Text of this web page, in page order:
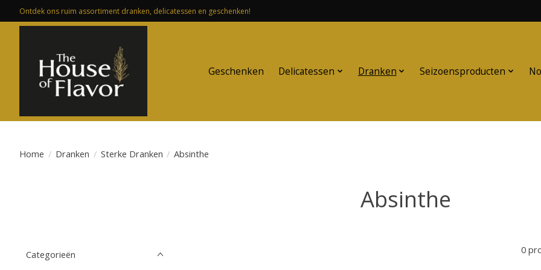
Ontdek ons ruim assortiment dranken, delicatessen en geschenken!
Geschenken Delicatessen Dranken Seizoensproducten
Home / Dranken / Sterke Dranken / Absinthe
Absinthe
Categorieën 0